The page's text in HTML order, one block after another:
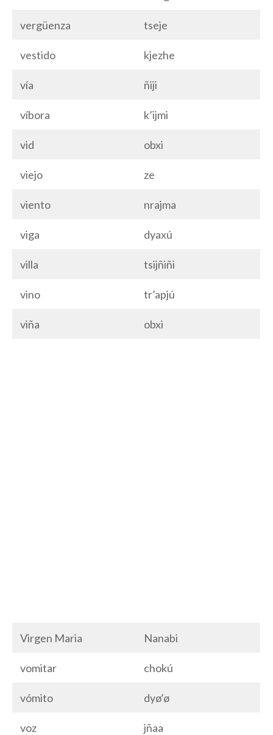
vergüenza tseje
vestido kjezhe
vía ñiji
víbora k’ijmi
vid obxi
viejo ze
viento nrajma
viga dyaxú
villa tsijñiñi
vino tr’apjú
viña obxi
Virgen Maria Nanabi
vomitar chokú
vómito dyø’ø
voz jñaa